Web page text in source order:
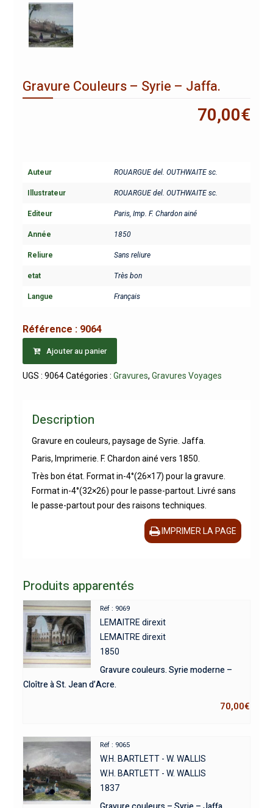
Gravure Couleurs – Syrie – Jaffa.
70,00€
Auteur ROUARGUE del. OUTHWAITE sc.
Illustrateur ROUARGUE del. OUTHWAITE sc.
Editeur Paris, Imp. F. Chardon ainé
Année 1850
Reliure Sans reliure
etat Très bon
Langue Français
Référence : 9064
Ajouter au panier
UGS : 9064 Catégories : Gravures, Gravures Voyages
Description
Gravure en couleurs, paysage de Syrie. Jaffa.
Paris, Imprimerie. F. Chardon ainé vers 1850.
Très bon état. Format in-4°(26×17) pour la gravure.
Format in-4°(32×26) pour le passe-partout. Livré sans
le passe-partout pour des raisons techniques.
IMPRIMER LA PAGE
Produits apparentés
Réf : 9069
LEMAITRE direxit
LEMAITRE direxit
1850
Gravure couleurs. Syrie moderne –
Cloître à St. Jean d’Acre.
70,00€
Réf : 9065
W.H. BARTLETT - W. WALLIS
W.H. BARTLETT - W. WALLIS
1837